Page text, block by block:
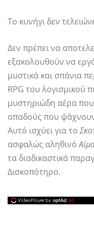
Το κυνήγι δεν
Δεν πρέπει να
εξακολουθούν να
μυστικά και σπάνια
RPG του λογισμικού
μυστηριώδη αέρα
οπαδούς που
Αυτό ισχύει για το
ασφαλώς αληθινό
τα διαδικαστικά
Δισκοπότηρο.